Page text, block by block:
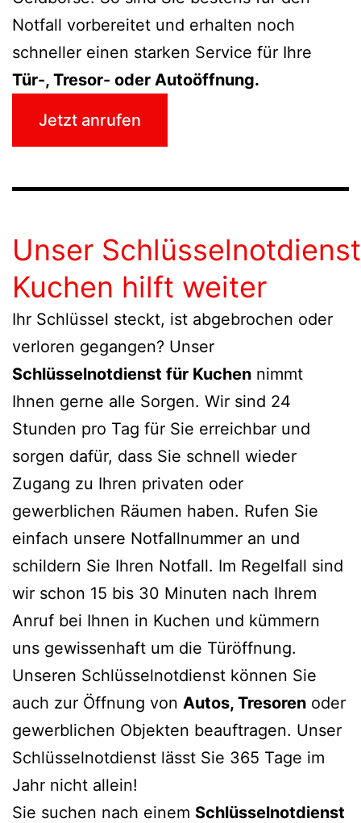
Notfall vorbereitet und erhalten noch
schneller einen starken Service für Ihre
Tür-, Tresor- oder Autoöffnung.
Jetzt anrufen
Unser Schlüsselnotdienst
Kuchen hilft weiter
Ihr Schlüssel steckt, ist abgebrochen oder
verloren gegangen? Unser
Schlüsselnotdienst für Kuchen nimmt
Ihnen gerne alle Sorgen. Wir sind 24
Stunden pro Tag für Sie erreichbar und
sorgen dafür, dass Sie schnell wieder
Zugang zu Ihren privaten oder
gewerblichen Räumen haben. Rufen Sie
einfach unsere Notfallnummer an und
schildern Sie Ihren Notfall. Im Regelfall sind
wir schon 15 bis 30 Minuten nach Ihrem
Anruf bei Ihnen in Kuchen und kümmern
uns gewissenhaft um die Türöffnung.
Unseren Schlüsselnotdienst können Sie
auch zur Öffnung von Autos, Tresoren oder
gewerblichen Objekten beauftragen. Unser
Schlüsselnotdienst lässt Sie 365 Tage im
Jahr nicht allein!
Sie suchen nach einem Schlüsselnotdienst